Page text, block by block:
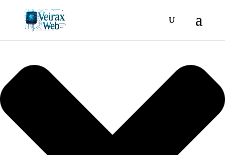
Gestionar consentimiento